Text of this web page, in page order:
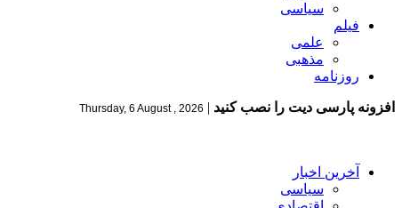
سیاسی
فیلم
علمی
مذهبی
روزنامه
افزونه پارسی دیت را نصب کنید |
Thursday, 6 August , 2026
آخرین اخبار
سیاسی